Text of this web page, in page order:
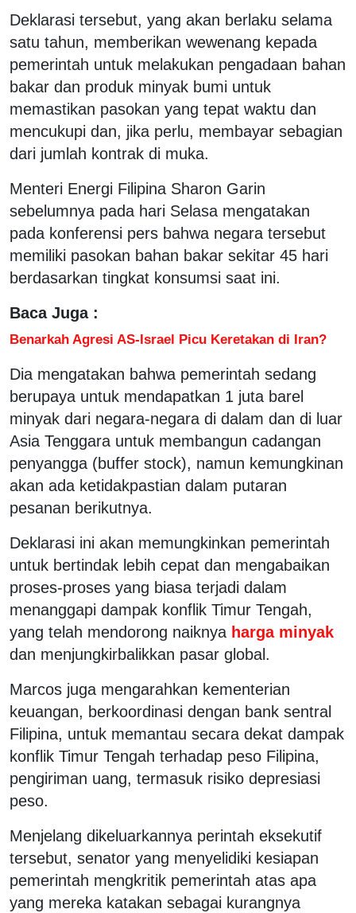
Deklarasi tersebut, yang akan berlaku selama
satu tahun, memberikan wewenang kepada
pemerintah untuk melakukan pengadaan bahan
bakar dan produk minyak bumi untuk
memastikan pasokan yang tepat waktu dan
mencukupi dan, jika perlu, membayar sebagian
dari jumlah kontrak di muka.
Menteri Energi Filipina Sharon Garin
sebelumnya pada hari Selasa mengatakan
pada konferensi pers bahwa negara tersebut
memiliki pasokan bahan bakar sekitar 45 hari
berdasarkan tingkat konsumsi saat ini.
Baca Juga :
Benarkah Agresi AS-Israel Picu Keretakan di Iran?
Dia ⁠mengatakan bahwa pemerintah sedang
berupaya untuk mendapatkan 1 juta barel
minyak dari negara-negara di dalam dan di luar
Asia Tenggara untuk membangun cadangan
penyangga (buffer stock), namun kemungkinan
akan ada ketidakpastian dalam putaran
pesanan berikutnya.
Deklarasi ini akan memungkinkan pemerintah
untuk bertindak lebih cepat dan mengabaikan
proses-proses yang biasa terjadi dalam
menanggapi dampak konflik Timur Tengah,
yang telah mendorong ⁠naiknya harga minyak
dan menjungkirbalikkan pasar global.
Marcos juga mengarahkan kementerian
keuangan, berkoordinasi dengan bank sentral
Filipina, untuk memantau secara dekat dampak
konflik Timur Tengah terhadap peso Filipina,
pengiriman uang, termasuk risiko depresiasi
peso.
Menjelang dikeluarkannya perintah eksekutif
tersebut, ⁠senator yang menyelidiki kesiapan
pemerintah mengkritik pemerintah atas apa
yang mereka katakan sebagai kurangnya